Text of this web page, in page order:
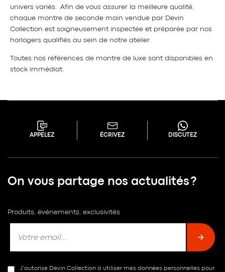
univers variés. Afin de vous assurer la meilleure qualité,
chaque montre de seconde main vendue par Devin
Collection est soigneusement inspectée et préparée par nos
horlogers qualifiés au sein de notre atelier.
Toutes nos références de montre de luxe sont disponibles en
stock immédiat.
APPELEZ ÉCRIVEZ DISCUTEZ
On vous partage nos actualités ?
Produits, événements, exclusivités
J’autorise Devin Collection à utiliser mes données personnelles pour